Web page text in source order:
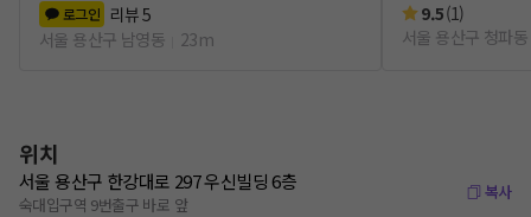
로그인 리뷰5
서울 용산구 남영동
23m
9.5(1)
서울 용산구 청파동
위치
서울 용산구 한강대로 297 우신빌딩 6층
숙대입구역 9번출구 바로 앞
복사